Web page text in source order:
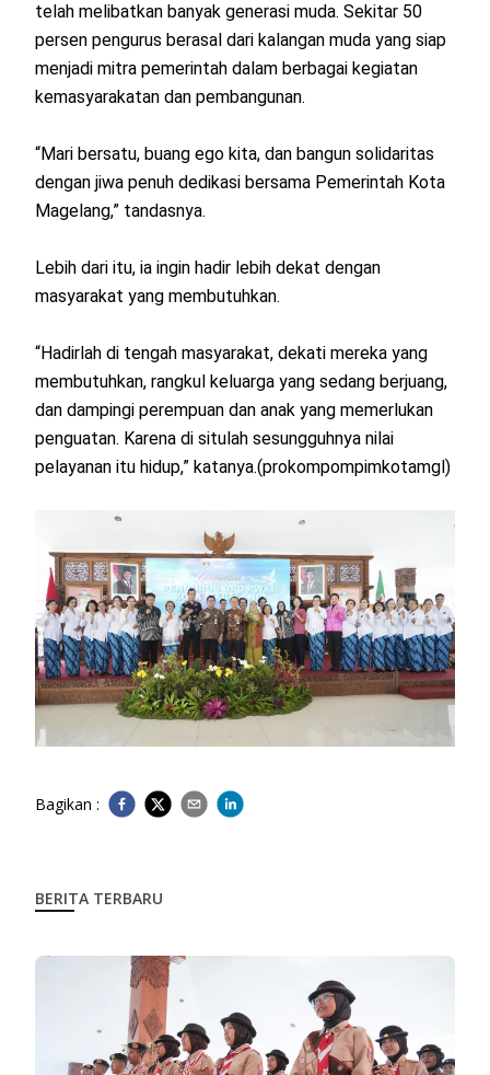
telah melibatkan banyak generasi muda. Sekitar 50
persen pengurus berasal dari kalangan muda yang siap
menjadi mitra pemerintah dalam berbagai kegiatan
kemasyarakatan dan pembangunan.
“Mari bersatu, buang ego kita, dan bangun solidaritas
dengan jiwa penuh dedikasi bersama Pemerintah Kota
Magelang,” tandasnya.
Lebih dari itu, ia ingin hadir lebih dekat dengan
masyarakat yang membutuhkan.
“Hadirlah di tengah masyarakat, dekati mereka yang
membutuhkan, rangkul keluarga yang sedang berjuang,
dan dampingi perempuan dan anak yang memerlukan
penguatan. Karena di situlah sesungguhnya nilai
pelayanan itu hidup,” katanya.(prokompompimkotamgl)
Bagikan :
BERITA TERBARU